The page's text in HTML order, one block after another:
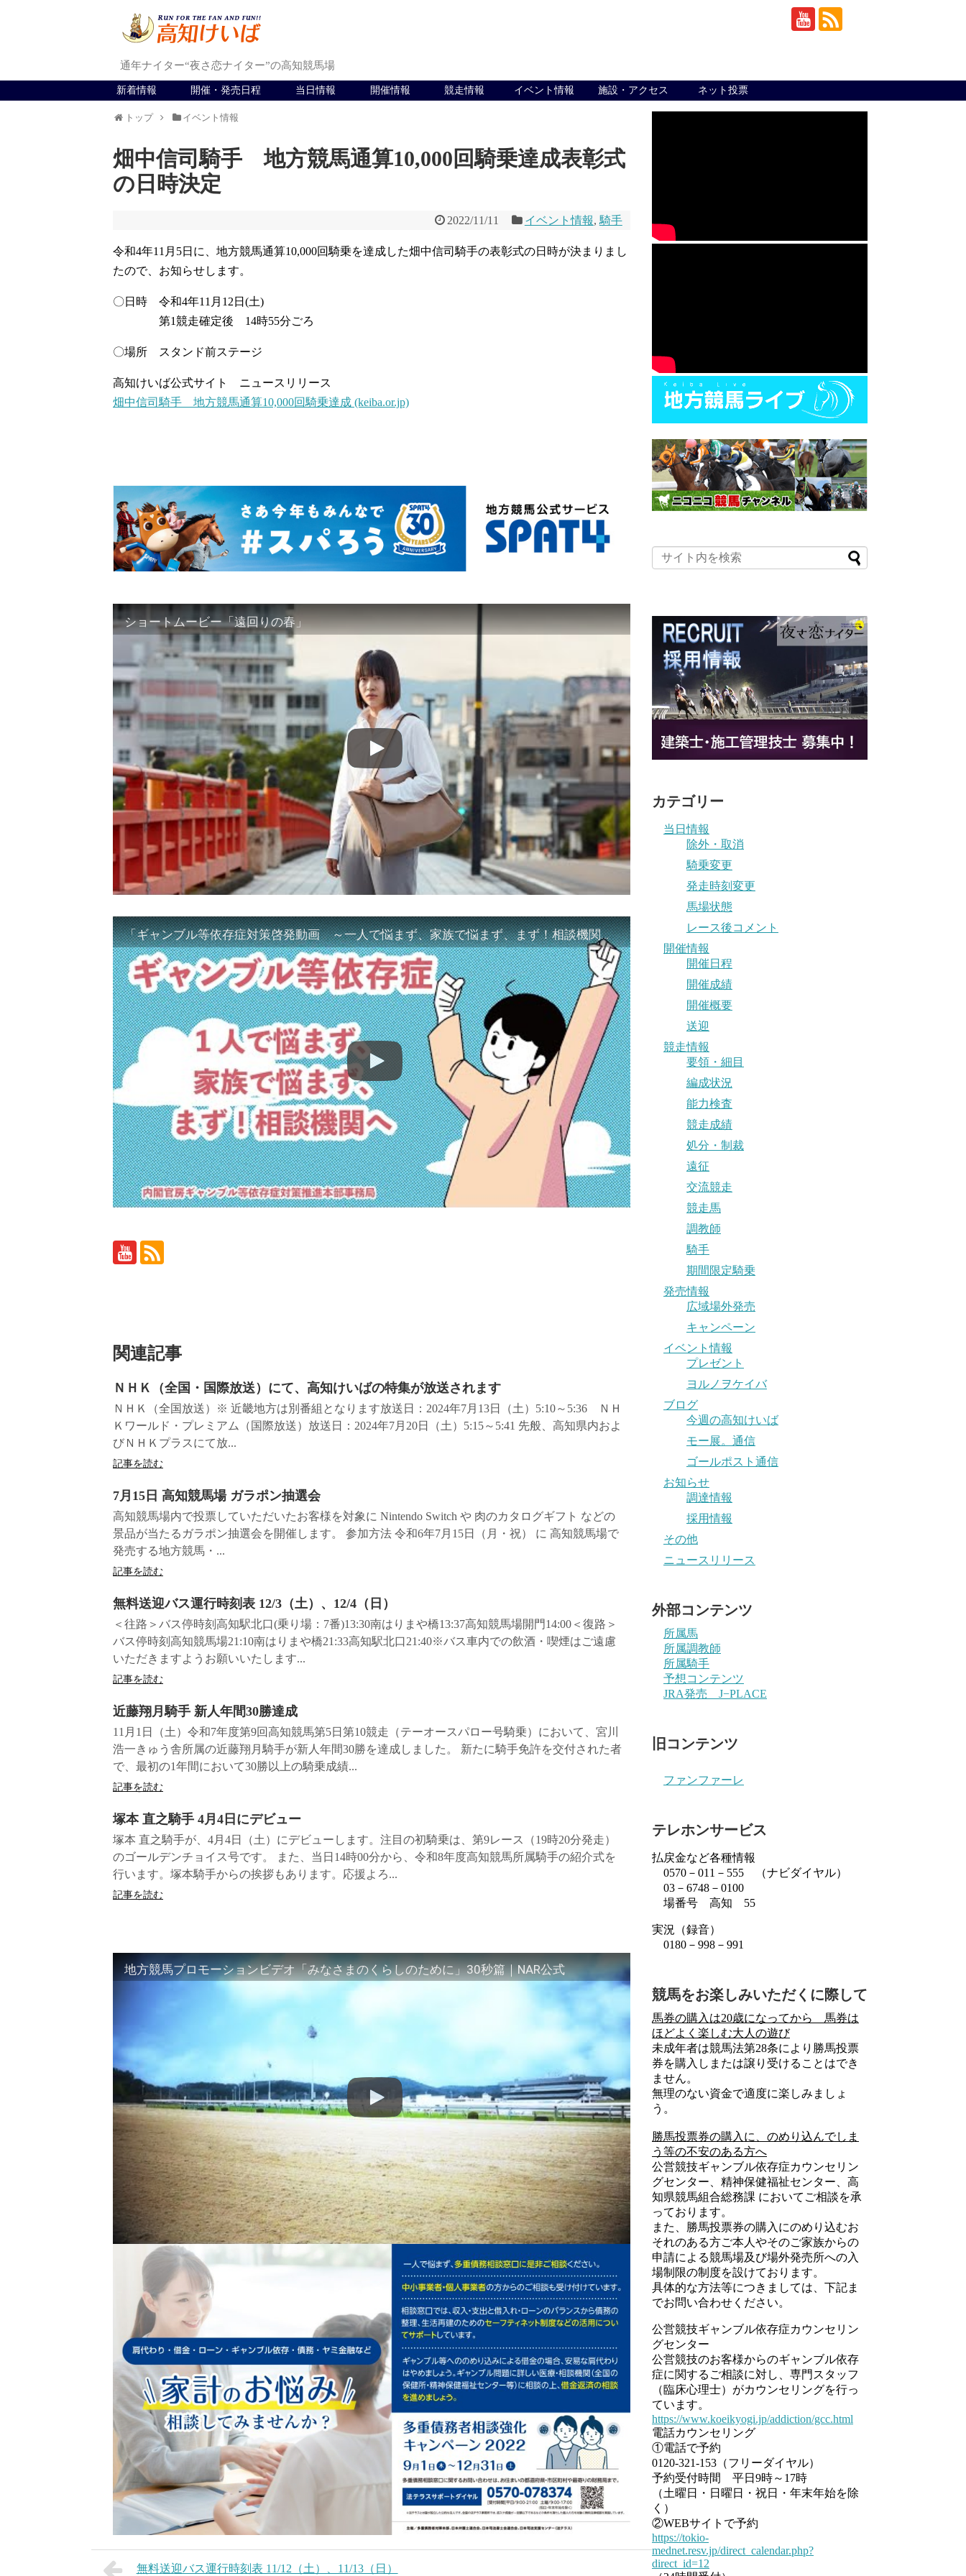
通年ナイター“夜さ恋ナイター”の高知競馬場
新着情報 開催・発売日程 当日情報 開催情報 競走情報 イベント情報 施設・アクセス ネット投票
トップ イベント情報
畑中信司騎手 地方競馬通算10,000回騎乗達成表彰式
の日時決定
2022/11/11 イベント情報, 騎手
令和4年11月5日に、地方競馬通算10,000回騎乗を達成した畑中信司騎手の表彰式の日時が決まりまし
たので、お知らせします。
〇日時 令和4年11月12日(土)
第1競走確定後 14時55分ごろ
〇場所 スタンド前ステージ
高知けいば公式サイト ニュースリリース
畑中信司騎手 地方競馬通算10,000回騎乗達成 (keiba.or.jp)
ショートムービー「遠回りの春」
「ギャンブル等依存症対策啓発動画 ～一人で悩まず、家族で悩まず、まず！相談機関へ～」
関連記事
ＮＨＫ（全国・国際放送）にて、高知けいばの特集が放送されます
ＮＨＫ（全国放送）※ 近畿地方は別番組となります放送日：2024年7月13日（土）5:10～5:36 ＮＨ
Ｋワールド・プレミアム（国際放送）放送日：2024年7月20日（土）5:15～5:41 先般、高知県内およ
びＮＨＫプラスにて放...
記事を読む
7月15日 高知競馬場 ガラポン抽選会
高知競馬場内で投票していただいたお客様を対象に Nintendo Switch や 肉のカタログギフト などの
景品が当たるガラポン抽選会を開催します。 参加方法 令和6年7月15日（月・祝） に 高知競馬場で
発売する地方競馬・...
記事を読む
無料送迎バス運行時刻表 12/3（土）、12/4（日）
＜往路＞バス停時刻高知駅北口(乗り場：7番)13:30南はりまや橋13:37高知競馬場開門14:00＜復路＞
バス停時刻高知競馬場21:10南はりまや橋21:33高知駅北口21:40※バス車内での飲酒・喫煙はご遠慮
いただきますようお願いいたします...
記事を読む
近藤翔月騎手 新人年間30勝達成
11月1日（土）令和7年度第9回高知競馬第5日第10競走（テーオースパロー号騎乗）において、宮川
浩一きゅう舎所属の近藤翔月騎手が新人年間30勝を達成しました。 新たに騎手免許を交付された者
で、最初の1年間において30勝以上の騎乗成績...
記事を読む
塚本 直之騎手 4月4日にデビュー
塚本 直之騎手が、4月4日（土）にデビューします。注目の初騎乗は、第9レース（19時20分発走）
のゴールデンチョイス号です。 また、当日14時00分から、令和8年度高知競馬所属騎手の紹介式を
行います。塚本騎手からの挨拶もあります。応援よろ...
記事を読む
地方競馬プロモーションビデオ「みなさまのくらしのために」30秒篇｜NAR公式
無料送迎バス運行時刻表 11/12（土）、11/13（日）
カテゴリー
当日情報
除外・取消
騎乗変更
発走時刻変更
馬場状態
レース後コメント
開催情報
開催日程
開催成績
開催概要
送迎
競走情報
要領・細目
編成状況
能力検査
競走成績
処分・制裁
遠征
交流競走
競走馬
調教師
騎手
期間限定騎乗
発売情報
広域場外発売
キャンペーン
イベント情報
プレゼント
ヨルノヲケイバ
ブログ
今週の高知けいば
モー展。通信
ゴールポスト通信
お知らせ
調達情報
採用情報
その他
ニュースリリース
外部コンテンツ
所属馬
所属調教師
所属騎手
予想コンテンツ
JRA発売 J−PLACE
旧コンテンツ
ファンファーレ
テレホンサービス
払戻金など各種情報
0570－011－555 （ナビダイヤル）
03－6748－0100
場番号 高知 55
実況（録音）
0180－998－991
競馬をお楽しみいただくに際して
馬券の購入は20歳になってから 馬券は
ほどよく楽しむ大人の遊び
未成年者は競馬法第28条により勝馬投票
券を購入しまたは譲り受けることはでき
ません。
無理のない資金で適度に楽しみましょ
う。
勝馬投票券の購入に、のめり込んでしま
う等の不安のある方へ
公営競技ギャンブル依存症カウンセリン
グセンター、精神保健福祉センター、高
知県競馬組合総務課 においてご相談を承
っております。
また、勝馬投票券の購入にのめり込むお
それのある方ご本人やそのご家族からの
申請による競馬場及び場外発売所への入
場制限の制度を設けております。
具体的な方法等につきましては、下記ま
でお問い合わせください。
公営競技ギャンブル依存症カウンセリン
グセンター
公営競技のお客様からのギャンブル依存
症に関するご相談に対し、専門スタッフ
（臨床心理士）がカウンセリングを行っ
ています。
https://www.koeikyogi.jp/addiction/gcc.html
電話カウンセリング
①電話で予約
0120-321-153（フリーダイヤル）
予約受付時間 平日9時～17時
（土曜日・日曜日・祝日・年末年始を除
く）
②WEBサイトで予約
https://tokio-
mednet.resv.jp/direct_calendar.php?
direct_id=12